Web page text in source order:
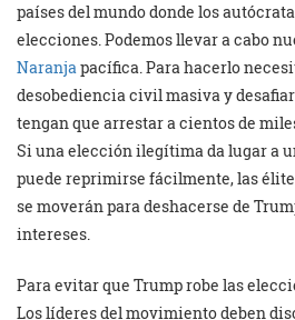
países del mundo donde los
elecciones. Podemos llevar a cabo
Naranjapacífica. Para hacerlo
desobediencia civil masiva y
tengan que arrestar a cientos de
Si una elección ilegítima da lugar a
puede reprimirse fácilmente, las
se moverán para deshacerse de
intereses.
Para evitar que Trump robe las
Los líderes del movimiento deben